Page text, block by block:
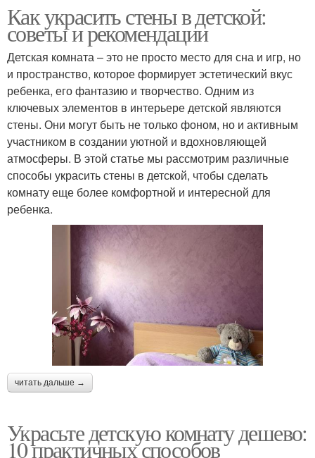
Как украсить стены в детской:
советы и рекомендации
Детская комната – это не просто место для сна и игр, но
и пространство, которое формирует эстетический вкус
ребенка, его фантазию и творчество. Одним из
ключевых элементов в интерьере детской являются
стены. Они могут быть не только фоном, но и активным
участником в создании уютной и вдохновляющей
атмосферы. В этой статье мы рассмотрим различные
способы украсить стены в детской, чтобы сделать
комнату еще более комфортной и интересной для
ребенка.
читать дальше →
Украсьте детскую комнату дешево:
10 практичных способов